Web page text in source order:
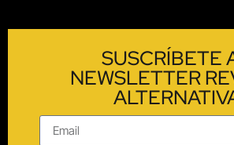
SUSCRÍBETE
NEWSLETTER